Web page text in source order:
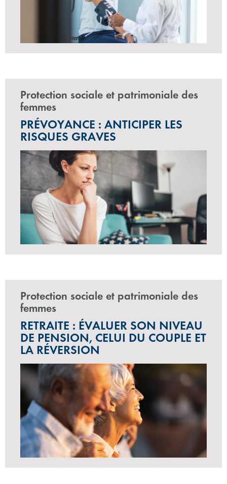
Protection sociale et patrimoniale des
femmes
PRÉVOYANCE : ANTICIPER LES
RISQUES GRAVES
Protection sociale et patrimoniale des
femmes
RETRAITE : ÉVALUER SON NIVEAU
DE PENSION, CELUI DU COUPLE ET
LA RÉVERSION